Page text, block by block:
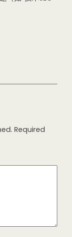
Required